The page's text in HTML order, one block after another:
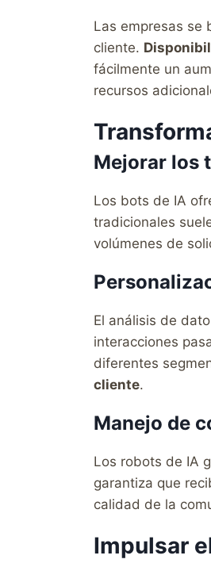
Las empresas se
cliente.
fácilmente un
recursos
Mejorar los
Los bots de IA
tradicionales
volúmenes de
El análisis de
interacciones
diferentes
cliente.
Manejo de
Los robots de IA
garantiza que
calidad de la
Impulsar